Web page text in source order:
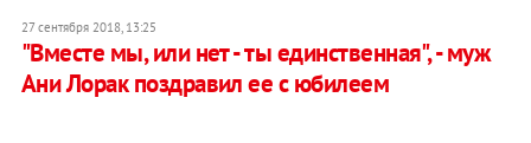
27 сентября 2018, 13:25
"Вместе мы, или нет - ты единственная", - муж
Ани Лорак поздравил ее с юбилеем